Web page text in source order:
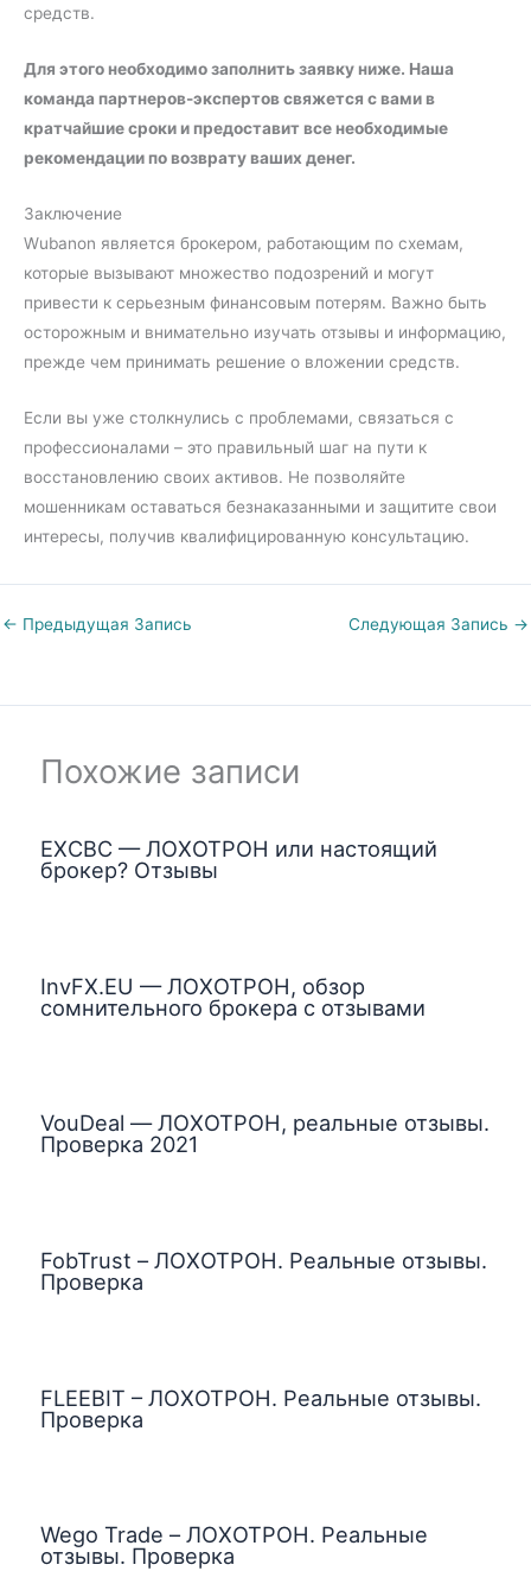
средств.
Для этого необходимо заполнить заявку ниже. Наша
команда партнеров-экспертов свяжется с вами в
кратчайшие сроки и предоставит все необходимые
рекомендации по возврату ваших денег.
Заключение
Wubanon является брокером, работающим по схемам,
которые вызывают множество подозрений и могут
привести к серьезным финансовым потерям. Важно быть
осторожным и внимательно изучать отзывы и информацию,
прежде чем принимать решение о вложении средств.
Если вы уже столкнулись с проблемами, связаться с
профессионалами – это правильный шаг на пути к
восстановлению своих активов. Не позволяйте
мошенникам оставаться безнаказанными и защитите свои
интересы, получив квалифицированную консультацию.
← Предыдущая Запись Следующая Запись →
Похожие записи
EXCBC — ЛОХОТРОН или настоящий
брокер? Отзывы
InvFX.EU — ЛОХОТРОН, обзор
сомнительного брокера с отзывами
VouDeal — ЛОХОТРОН, реальные отзывы.
Проверка 2021
FobTrust – ЛОХОТРОН. Реальные отзывы.
Проверка
FLEEBIT – ЛОХОТРОН. Реальные отзывы.
Проверка
Wego Trade – ЛОХОТРОН. Реальные
отзывы. Проверка